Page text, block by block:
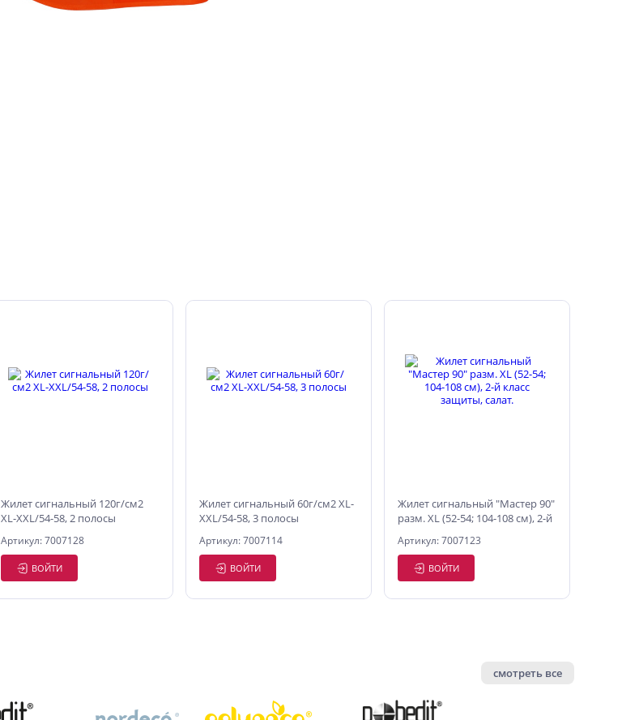
Жилет сигнальный 120г/см2
XL-XXL/54-58, 2 полосы
Артикул: 7007128
ВОЙТИ
Жилет сигнальный 60г/см2 XL-
XXL/54-58, 3 полосы
Артикул: 7007114
ВОЙТИ
Жилет сигнальный "Мастер 90"
разм. XL (52-54; 104-108 см), 2-й
Артикул: 7007123
ВОЙТИ
смотреть все